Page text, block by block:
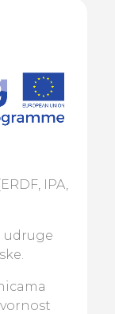
IPA,
udruge